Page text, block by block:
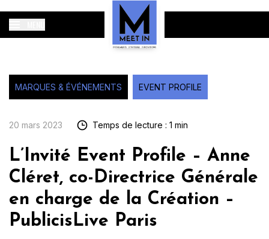
MARQUES & ÉVÉNEMENTS EVENT PROFILE
20 mars 2023 Temps de lecture : 1 min
L’Invité Event Profile – Anne
Cléret, co-Directrice Générale
en charge de la Création –
PublicisLive Paris